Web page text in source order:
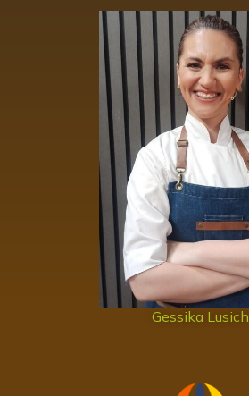
Gessika Lusich